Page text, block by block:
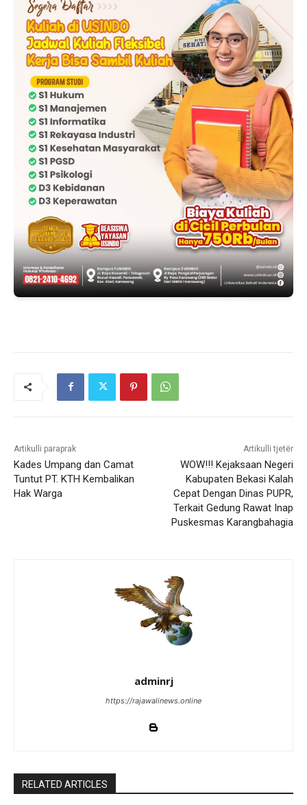
Artikulli paraprak
Kades Umpang dan Camat
Tuntut PT. KTH Kembalikan
Hak Warga
Artikulli tjetër
WOW!!! Kejaksaan Negeri
Kabupaten Bekasi Kalah
Cepat Dengan Dinas PUPR,
Terkait Gedung Rawat Inap
Puskesmas Karangbahagia
adminrj
https://rajawalinews.online
RELATED ARTICLES